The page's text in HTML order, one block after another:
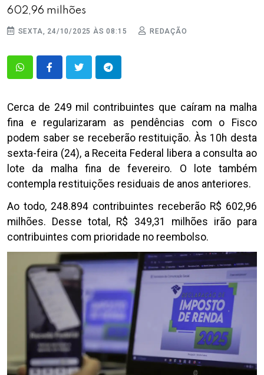
602,96 milhões
SEXTA, 24/10/2025 ÀS 08:15 REDAÇÃO
Cerca de 249 mil contribuintes que caíram na malha
fina e regularizaram as pendências com o Fisco
podem saber se receberão restituição. Às 10h desta
sexta-feira (24), a Receita Federal libera a consulta ao
lote da malha fina de fevereiro. O lote também
contempla restituições residuais de anos anteriores.
Ao todo, 248.894 contribuintes receberão R$ 602,96
milhões. Desse total, R$ 349,31 milhões irão para
contribuintes com prioridade no reembolso.